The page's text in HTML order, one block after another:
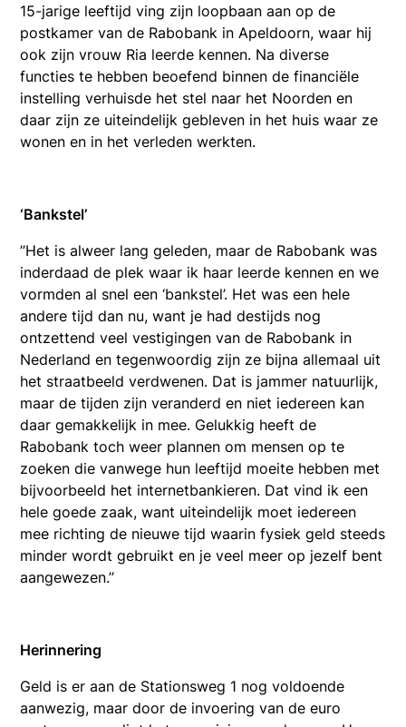
15-jarige leeftijd ving zijn loopbaan aan op de
postkamer van de Rabobank in Apeldoorn, waar hij
ook zijn vrouw Ria leerde kennen. Na diverse
functies te hebben beoefend binnen de financiële
instelling verhuisde het stel naar het Noorden en
daar zijn ze uiteindelijk gebleven in het huis waar ze
wonen en in het verleden werkten.
‘Bankstel’
’’Het is alweer lang geleden, maar de Rabobank was
inderdaad de plek waar ik haar leerde kennen en we
vormden al snel een ‘bankstel’. Het was een hele
andere tijd dan nu, want je had destijds nog
ontzettend veel vestigingen van de Rabobank in
Nederland en tegenwoordig zijn ze bijna allemaal uit
het straatbeeld verdwenen. Dat is jammer natuurlijk,
maar de tijden zijn veranderd en niet iedereen kan
daar gemakkelijk in mee. Gelukkig heeft de
Rabobank toch weer plannen om mensen op te
zoeken die vanwege hun leeftijd moeite hebben met
bijvoorbeeld het internetbankieren. Dat vind ik een
hele goede zaak, want uiteindelijk moet iedereen
mee richting de nieuwe tijd waarin fysiek geld steeds
minder wordt gebruikt en je veel meer op jezelf bent
aangewezen.’’
Herinnering
Geld is er aan de Stationsweg 1 nog voldoende
aanwezig, maar door de invoering van de euro